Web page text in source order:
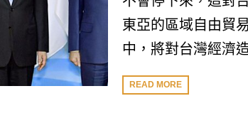
東亞的區域自由貿
中，將對台灣經濟
READ MORE